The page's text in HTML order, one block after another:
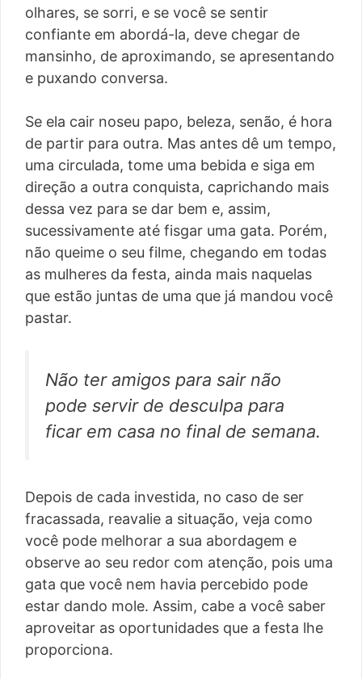
olhares, se sorri, e se você se sentir
confiante em abordá-la, deve chegar de
mansinho, de aproximando, se apresentando
e puxando conversa.
Se ela cair noseu papo, beleza, senão, é hora
de partir para outra. Mas antes dê um tempo,
uma circulada, tome uma bebida e siga em
direção a outra conquista, caprichando mais
dessa vez para se dar bem e, assim,
sucessivamente até fisgar uma gata. Porém,
não queime o seu filme, chegando em todas
as mulheres da festa, ainda mais naquelas
que estão juntas de uma que já mandou você
pastar.
Não ter amigos para sair não
pode servir de desculpa para
ficar em casa no final de semana.
Depois de cada investida, no caso de ser
fracassada, reavalie a situação, veja como
você pode melhorar a sua abordagem e
observe ao seu redor com atenção, pois uma
gata que você nem havia percebido pode
estar dando mole. Assim, cabe a você saber
aproveitar as oportunidades que a festa lhe
proporciona.